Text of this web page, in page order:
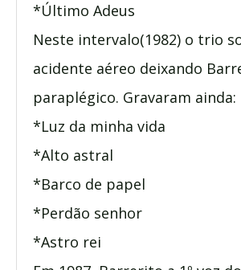
*Último Adeus
Neste intervalo(1982) o trio
acidente aéreo deixando
paraplégico. Gravaram ainda:
*Luz da minha vida
*Alto astral
*Barco de papel
*Perdão senhor
*Astro rei